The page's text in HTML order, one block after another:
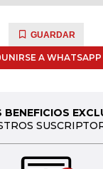
GUARDAR
UNIRSE A WHATSAPP